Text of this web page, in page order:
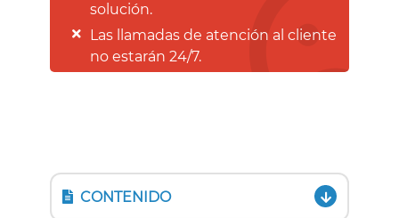
solución.
Las llamadas de atención al cliente
no estarán 24/7.
CONTENIDO